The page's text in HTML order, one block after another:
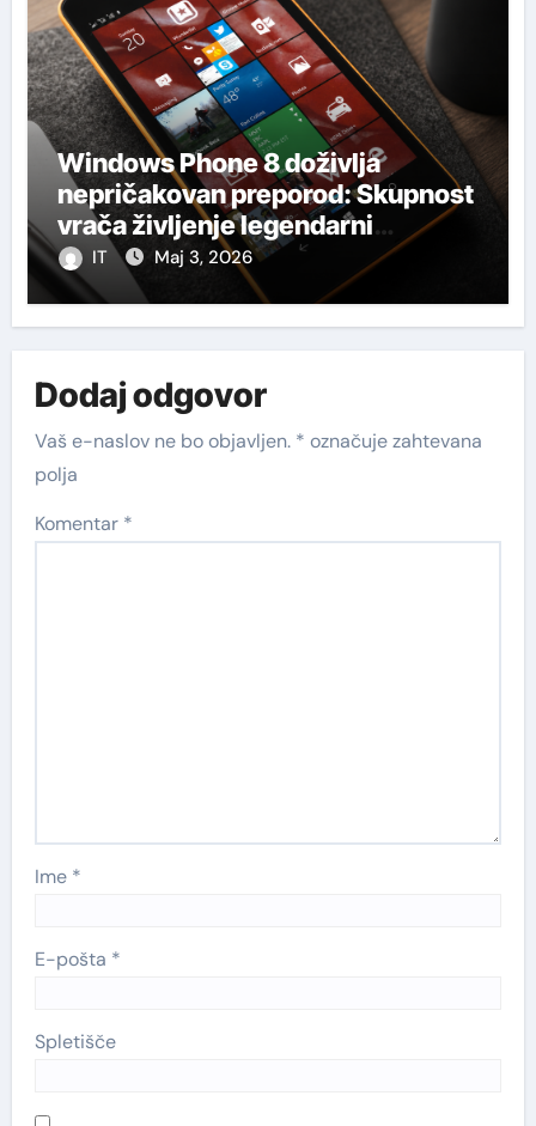
Windows Phone 8 doživlja
nepričakovan preporod: Skupnost
vrača življenje legendarni
platformi
IT Maj 3, 2026
Dodaj odgovor
Vaš e-naslov ne bo objavljen. * označuje zahtevana
polja
Komentar *
Ime *
E-pošta *
Spletišče